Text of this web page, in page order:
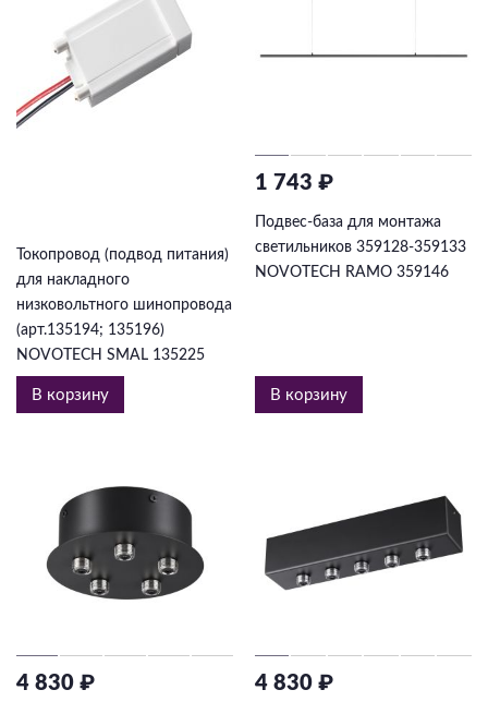
Токопровод (подвод питания)
для накладного
низковольтного шинопровода
(арт.135194; 135196)
NOVOTECH SMAL 135225
В корзину
1 743 ₽
Подвес-база для монтажа
светильников 359128-359133
NOVOTECH RAMO 359146
В корзину
4 830 ₽ 4 830 ₽